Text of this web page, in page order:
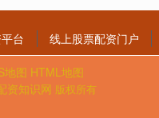
台 线上股票配资门户
地图 HTML地图
资知识网 版权所有